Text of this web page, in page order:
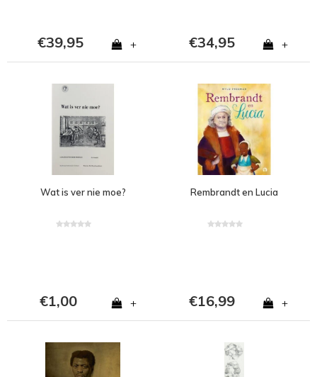
€39,95 + €34,95 +
Wat is ver nie moe?
€1,00 +
Rembrandt en Lucia
€16,99 +